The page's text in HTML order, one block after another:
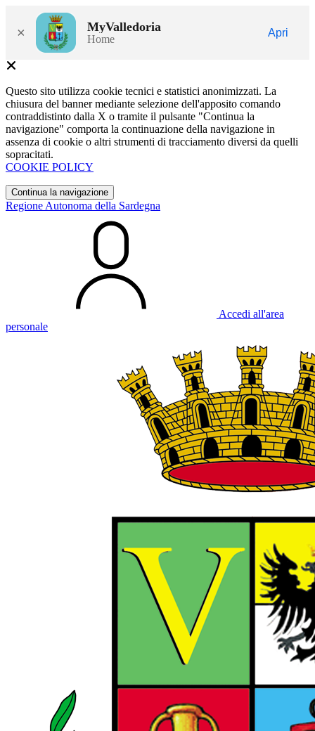
× MyValledoria
Home
Apri
Questo sito utilizza cookie tecnici e statistici anonimizzati. La
chiusura del banner mediante selezione dell'apposito comando
contraddistinto dalla X o tramite il pulsante "Continua la
navigazione" comporta la continuazione della navigazione in
assenza di cookie o altri strumenti di tracciamento diversi da quelli
sopracitati.
COOKIE POLICY
Continua la navigazione
Regione Autonoma della Sardegna
Accedi all'area
personale